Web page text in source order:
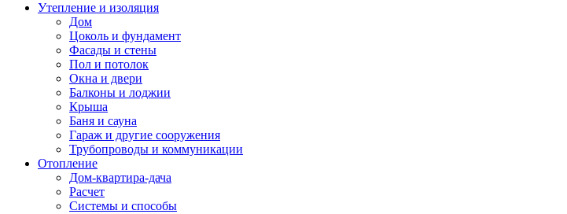
Утепление и изоляция
Дом
Цоколь и фундамент
Фасады и стены
Пол и потолок
Окна и двери
Балконы и лоджии
Крыша
Баня и сауна
Гараж и другие сооружения
Трубопроводы и коммуникации
Отопление
Дом-квартира-дача
Расчет
Системы и способы